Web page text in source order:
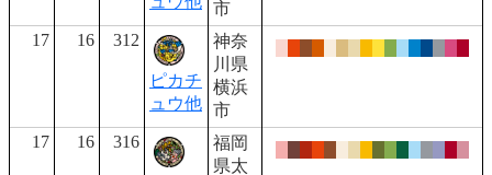
市
17
16 312
ピカチ
ュウ他
神奈
川県
横浜
市
17
16 316
福岡
県太